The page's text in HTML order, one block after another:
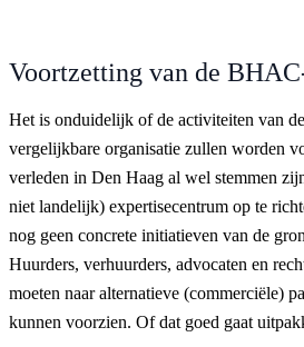
Voortzetting van de
Het is onduidelijk of de activiteiten van
vergelijkbare organisatie zullen worden
verleden in Den Haag al wel stemmen
niet landelijk) expertisecentrum op te
nog geen concrete initiatieven van de
Huurders, verhuurders, advocaten en
moeten naar alternatieve (commerciële)
kunnen voorzien. Of dat goed gaat